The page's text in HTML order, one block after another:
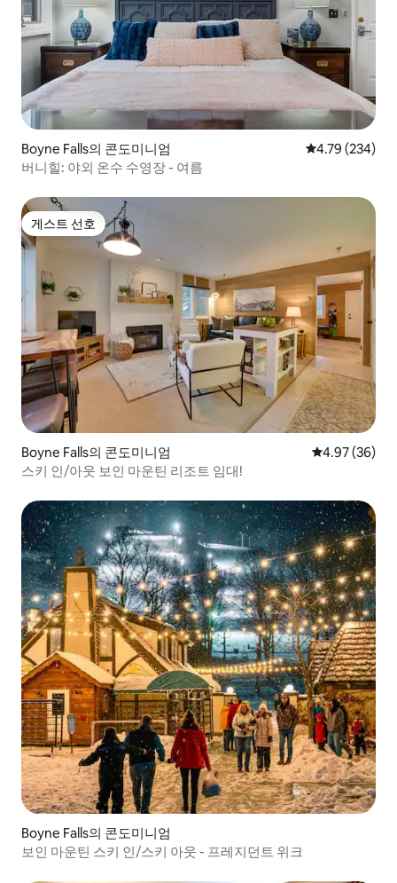
Boyne Falls의 콘도미니엄 평점 4.79점(5
4.79 (234)
버니힐: 야외 온수 수영장 - 여름
게스트 선호
게스트 선호
Boyne Falls의 콘도미니엄 평점 4.97점(5
4.97 (36)
스키 인/아웃 보인 마운틴 리조트 임대!
Boyne Falls의 콘도미니엄
보인 마운틴 스키 인/스키 아웃 - 프레지던트 위크